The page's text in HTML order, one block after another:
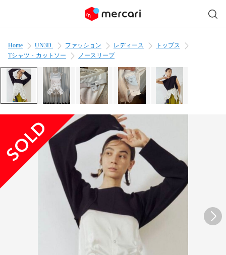
Home UN3D. ファッション レディース
トップス
Tシャツ・カットソー
ノースリーブ